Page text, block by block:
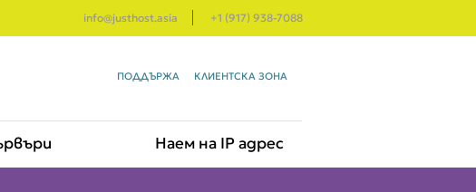
info@justhost.asia +1 (917) 938-7088
ПОДДЪРЖА КЛИЕНТСКА ЗОНА
Наем на IP адрес